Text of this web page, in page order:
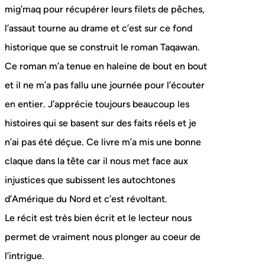
mig’maq pour récupérer leurs filets de pêches,
l’assaut tourne au drame et c’est sur ce fond
historique que se construit le roman Taqawan.
Ce roman m’a tenue en haleine de bout en bout
et il ne m’a pas fallu une journée pour l’écouter
en entier. J’apprécie toujours beaucoup les
histoires qui se basent sur des faits réels et je
n’ai pas été déçue. Ce livre m’a mis une bonne
claque dans la tête car il nous met face aux
injustices que subissent les autochtones
d’Amérique du Nord et c’est révoltant.
Le récit est très bien écrit et le lecteur nous
permet de vraiment nous plonger au coeur de
l’intrigue.